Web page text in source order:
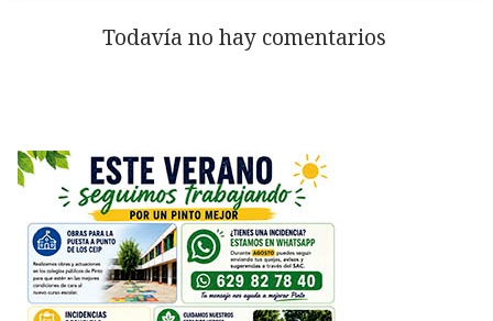
Todavía no hay comentarios